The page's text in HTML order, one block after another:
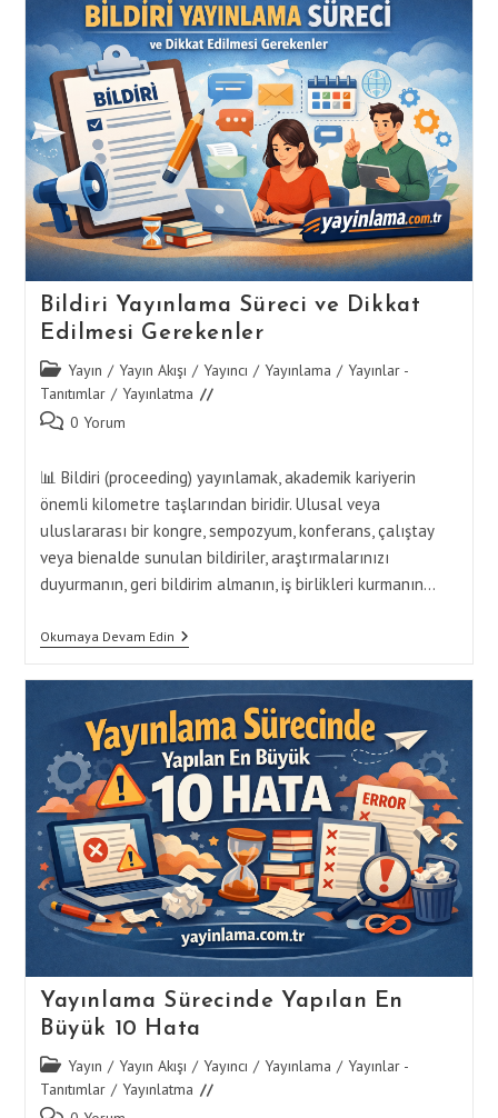
Büyütmek
İçin
İhtiyacınız
Olan
5
Yayınlama
Stratejisi
Bildiri Yayınlama Süreci ve Dikkat
Edilmesi Gerekenler
Post
category:
Yayın / Yayın Akışı / Yayıncı / Yayınlama / Yayınlar -
Tanıtımlar / Yayınlatma
Post 0 Yorum
📊 Bildiri (proceeding) yayınlamak, akademik kariyerin
önemli kilometre taşlarından biridir. Ulusal veya
uluslararası bir kongre, sempozyum, konferans, çalıştay
veya bienalde sunulan bildiriler, araştırmalarınızı
duyurmanın, geri bildirim almanın, iş birlikleri kurmanın…
Okumaya Devam EdinBildiri
Yayınlama
Dikkat
Edilmesi
Gerekenler
Yayınlama Sürecinde Yapılan En
Büyük 10 Hata
Post
category:
Yayın / Yayın Akışı / Yayıncı / Yayınlama / Yayınlar -
Tanıtımlar / Yayınlatma